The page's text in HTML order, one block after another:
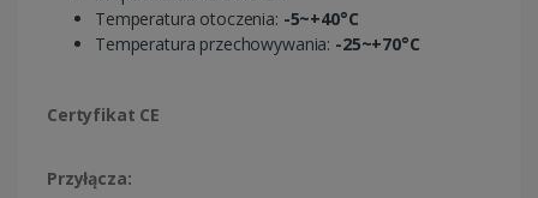
Temperatura otoczenia: -5~+40°C
Temperatura przechowywania: -25~+70°C
Certyfikat CE
Przyłącza: